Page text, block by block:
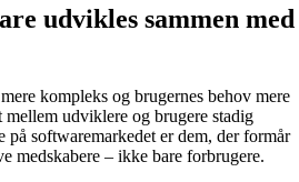
udvikles sammen med
kompleks og brugernes behov mere
mellem udviklere og brugere stadig
på softwaremarkedet er dem, der formår
medskabere – ikke bare forbrugere.